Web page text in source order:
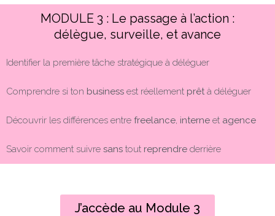
MODULE 3 : Le passage à l’action :
délègue, surveille, et avance
Identifier la première tâche stratégique à déléguer
Comprendre si ton business est réellement prêtà déléguer
Découvrir les différences entre freelance, interne et agence
Savoir comment suivre sans tout reprendre derrière
J’accède au Module 3